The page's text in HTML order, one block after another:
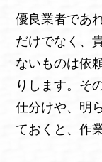
優良業者であ
だけでなく、
ないものは依
りします。そ
仕分けや、明
ておくと、作